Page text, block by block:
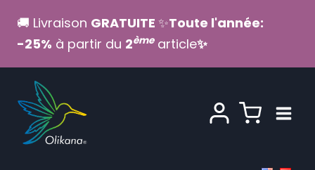
contenu
🚚 Livraison GRATUITE ✨Toute l'année:
-25% à partir du 2èmearticle✨